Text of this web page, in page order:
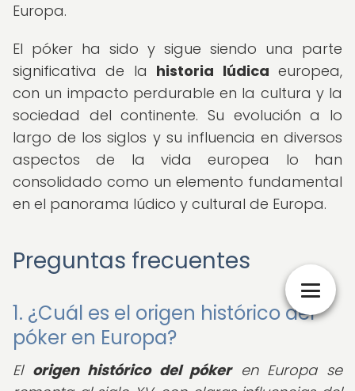
Europa.
El póker ha sido y sigue siendo una parte
significativa de la historia lúdica europea,
con un impacto perdurable en la cultura y la
sociedad del continente. Su evolución a lo
largo de los siglos y su influencia en diversos
aspectos de la vida europea lo han
consolidado como un elemento fundamental
en el panorama lúdico y cultural de Europa.
Preguntas frecuentes
1. ¿Cuál es el origen histórico del
póker en Europa?
El origen histórico del pókeren Europa se